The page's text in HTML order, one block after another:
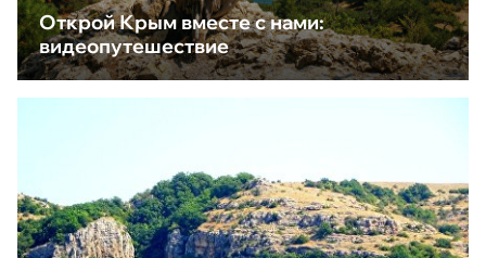
Открой Крым вместе с нами:
видеопутешествие